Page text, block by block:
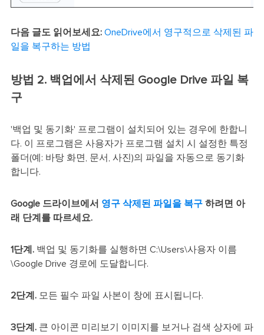
다음 글도 읽어보세요: OneDrive에서 영구적으로 삭제된 파
일을 복구하는 방법
방법 2. 백업에서 삭제된 Google Drive 파일 복
구
'백업 및 동기화' 프로그램이 설치되어 있는 경우에 한합니
다. 이 프로그램은 사용자가 프로그램 설치 시 설정한 특정
폴더(예: 바탕 화면, 문서, 사진)의 파일을 자동으로 동기화
합니다.
Google 드라이브에서 영구 삭제된 파일을 복구하려면 아
래 단계를 따르세요.
1단계.백업 및 동기화를 실행하면 C:\Users\사용자 이름
\Google Drive 경로에 도달합니다.
2단계.모든 필수 파일 사본이 창에 표시됩니다.
3단계.큰 아이콘 미리보기 이미지를 보거나 검색 상자에 파